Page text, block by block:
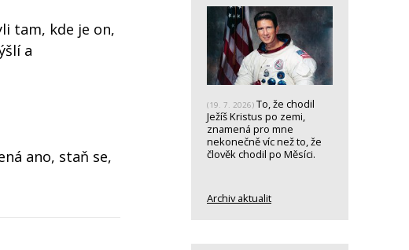
tam, kde je on,
a
ano, staň se,
(19. 7. 2026) To, že chodil
Ježíš Kristus po zemi,
znamená pro mne
nekonečně víc než to, že
člověk chodil po Měsíci.
Archiv aktualit